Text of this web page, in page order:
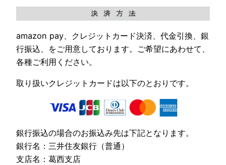
amazon pay、クレジットカード決済、代金引換、銀
行振込、をご用意しております。ご希望にあわせて、
各種ご利用ください。
取り扱いクレジットカードは以下のとおりです。
銀行振込の場合のお振込み先は下記となります。
銀行名：三井住友銀行（普通）
支店名：葛西支店